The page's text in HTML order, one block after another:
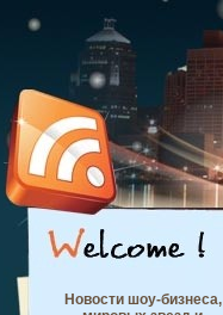
Новости шоу-бизнеса,